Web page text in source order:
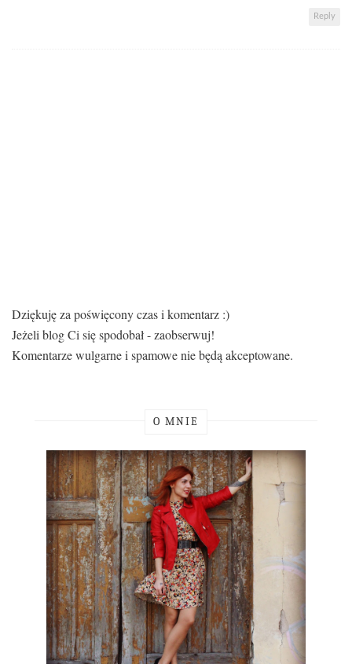
Reply
Dziękuję za poświęcony czas i komentarz :)
Jeżeli blog Ci się spodobał - zaobserwuj!
Komentarze wulgarne i spamowe nie będą akceptowane.
O MNIE